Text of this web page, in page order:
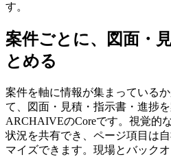
す。
案件ごとに、図面・
とめる
案件を軸に情報が集まっている
て、図面・見積・指示書・進捗
ARCHAIVEのCoreです。視覚的
状況を共有でき、ページ項目は
マイズできます。現場とバック